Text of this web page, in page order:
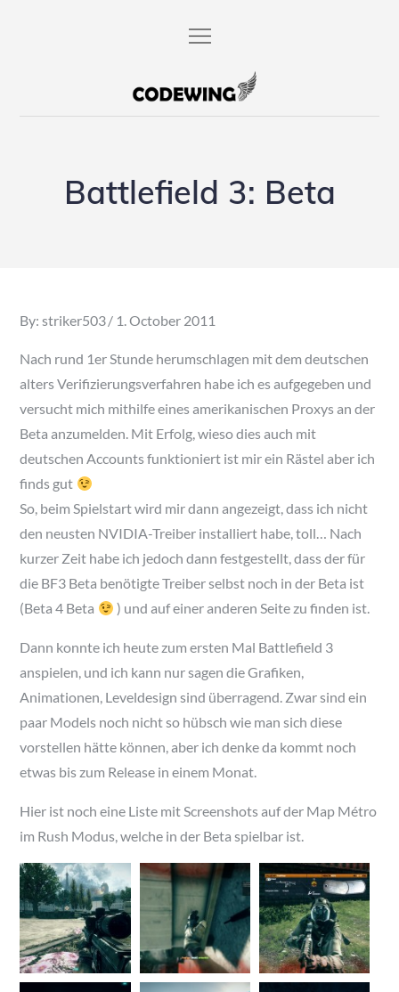
codewing.de
Battlefield 3: Beta
By:striker503 Posted
1. October 2011
Nach rund 1er Stunde herumschlagen mit dem deutschen
alters Verifizierungsverfahren habe ich es aufgegeben und
versucht mich mithilfe eines amerikanischen Proxys an der
Beta anzumelden. Mit Erfolg, wieso dies auch mit
deutschen Accounts funktioniert ist mir ein Rästel aber ich
finds gut
So, beim Spielstart wird mir dann angezeigt, dass ich nicht
den neusten NVIDIA-Treiber installiert habe, toll… Nach
kurzer Zeit habe ich jedoch dann festgestellt, dass der für
die BF3 Beta benötigte Treiber selbst noch in der Beta ist
(Beta 4 Beta
) und auf einer anderen Seite zu finden ist.
Dann konnte ich heute zum ersten Mal Battlefield 3
anspielen, und ich kann nur sagen die Grafiken,
Animationen, Leveldesign sind überragend. Zwar sind ein
paar Models noch nicht so hübsch wie man sich diese
vorstellen hätte können, aber ich denke da kommt noch
etwas bis zum Release in einem Monat.
Hier ist noch eine Liste mit Screenshots auf der Map Métro
im Rush Modus, welche in der Beta spielbar ist.